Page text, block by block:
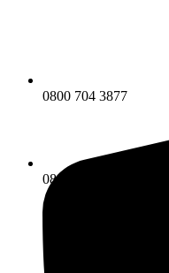
0800 704 3877
0800 704 3877